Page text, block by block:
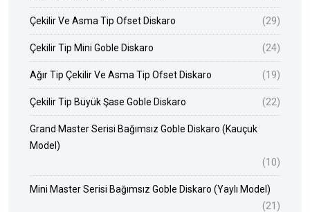
Çekilir Ve Asma Tip Ofset Diskaro (29)
Çekilir Tip Mini Goble Diskaro (24)
Ağır Tip Çekilir Ve Asma Tip Ofset Diskaro (19)
Çekilir Tip Büyük Şase Goble Diskaro (22)
Grand Master Serisi Bağımsız Goble Diskaro (Kauçuk
Model)
(10)
Mini Master Serisi Bağımsız Goble Diskaro (Yaylı Model)
(21)